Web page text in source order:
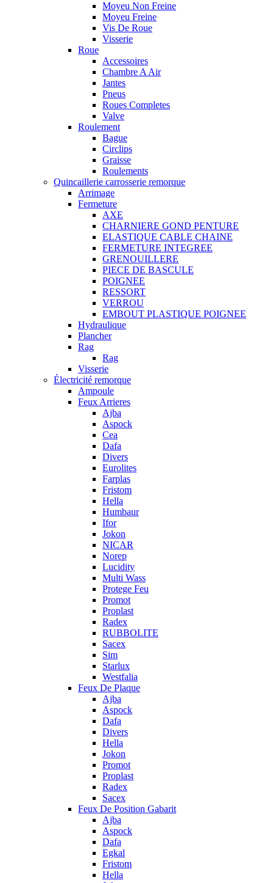
Moyeu Non Freine
Moyeu Freine
Vis De Roue
Visserie
Roue
Accessoires
Chambre A Air
Jantes
Pneus
Roues Completes
Valve
Roulement
Bague
Circlips
Graisse
Roulements
Quincaillerie carrosserie remorque
Arrimage
Fermeture
AXE
CHARNIERE GOND PENTURE
ELASTIQUE CABLE CHAINE
FERMETURE INTEGREE
GRENOUILLERE
PIECE DE BASCULE
POIGNEE
RESSORT
VERROU
EMBOUT PLASTIQUE POIGNEE
Hydraulique
Plancher
Rag
Rag
Visserie
Électricité remorque
Ampoule
Feux Arrieres
Ajba
Aspock
Cea
Dafa
Divers
Eurolites
Farplas
Fristom
Hella
Humbaur
Ifor
Jokon
NICAR
Norep
Lucidity
Multi Wass
Protege Feu
Promot
Proplast
Radex
RUBBOLITE
Sacex
Sim
Starlux
Westfalia
Feux De Plaque
Ajba
Aspock
Dafa
Divers
Hella
Jokon
Promot
Proplast
Radex
Sacex
Feux De Position Gabarit
Ajba
Aspock
Dafa
Egkal
Fristom
Hella